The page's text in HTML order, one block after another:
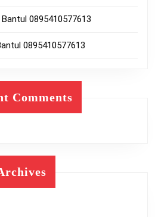
0895410577613
0895410577613
Comments